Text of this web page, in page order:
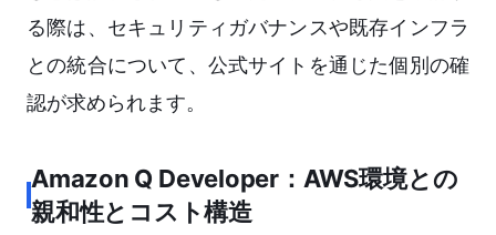
る際は、セキュリティガバナンスや既存インフラ
との統合について、公式サイトを通じた個別の確
認が求められます。
Amazon Q Developer：AWS環境との
親和性とコスト構造